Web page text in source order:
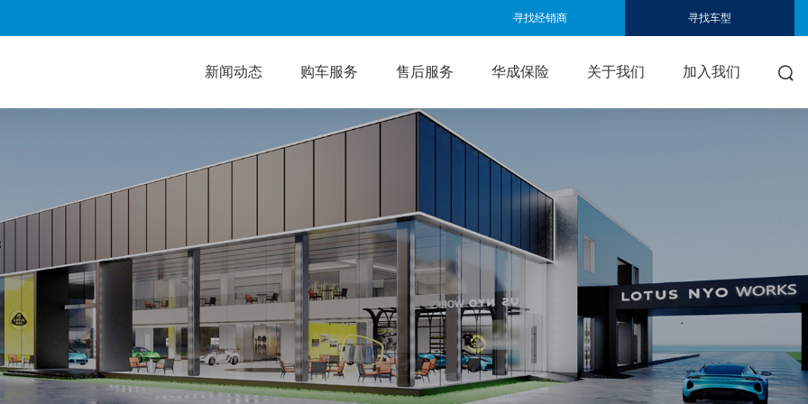
寻找经销商 寻找车型
新闻动态 购车服务 售后服务 华成保险 关于我们 加入我们